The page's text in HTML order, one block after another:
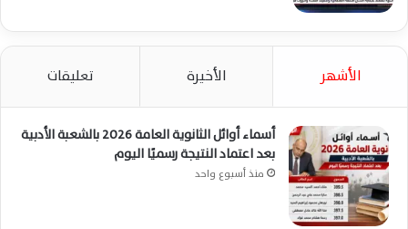
الأشهر الأخيرة تعليقات
أسماء أوائل الثانوية العامة 2026 بالشعبة الأدبية
بعد اعتماد النتيجة رسميًا اليوم
منذ أسبوع واحد